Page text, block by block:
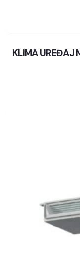
KLIMA UREĐAJ